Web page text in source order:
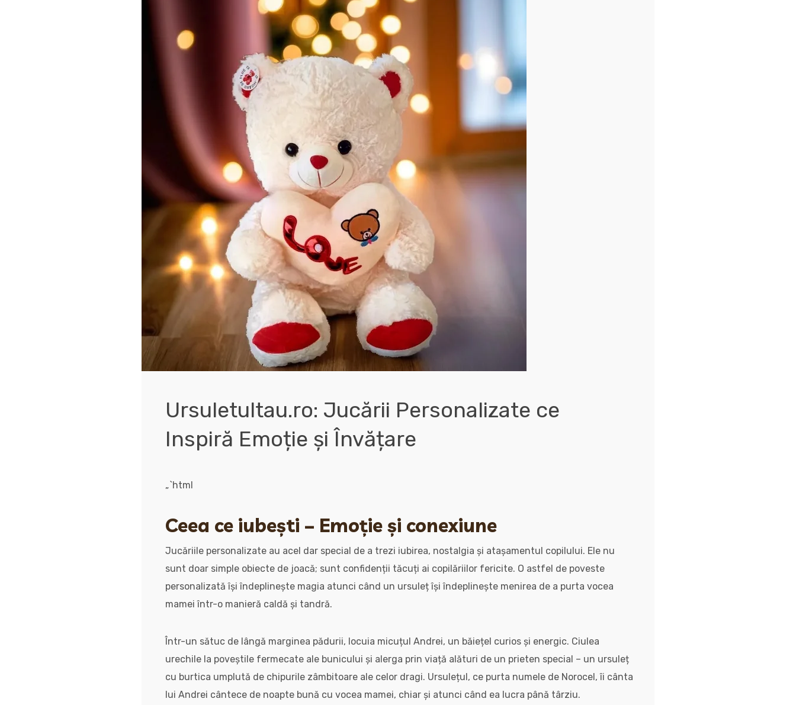
Ursuletultau.ro: Jucării Personalizate ce
Inspiră Emoție și Învățare
„`html
Ceea ce iubești – Emoție și conexiune
Jucăriile personalizate au acel dar special de a trezi iubirea, nostalgia și atașamentul copilului. Ele nu
sunt doar simple obiecte de joacă; sunt confidenții tăcuți ai copilăriilor fericite. O astfel de poveste
personalizată își îndeplinește magia atunci când un ursuleț își îndeplinește menirea de a purta vocea
mamei într-o manieră caldă și tandră.
Într-un sătuc de lângă marginea pădurii, locuia micuțul Andrei, un băiețel curios și energic. Ciulea
urechile la poveștile fermecate ale bunicului și alerga prin viață alături de un prieten special – un ursuleț
cu burtica umplută de chipurile zâmbitoare ale celor dragi. Ursulețul, ce purta numele de Norocel, îi cânta
lui Andrei cântece de noapte bună cu vocea mamei, chiar și atunci când ea lucra până târziu.